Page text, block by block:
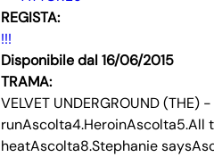
REGISTA:
!!!
Disponibile dal 16/06/2015
TRAMA:
VELVET UNDERGROUND
runAscolta4.HeroinAscolta5.All
heatAscolta8.Stephanie